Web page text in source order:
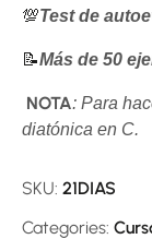
💯Test de
📝Más de 50
NOTA: Para
diatónica en C.
SKU: 21DIAS
Categories: